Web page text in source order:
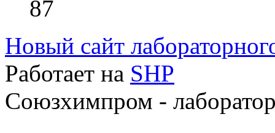
87
Новый сайт
Работает на SHP
Союзхимпром -